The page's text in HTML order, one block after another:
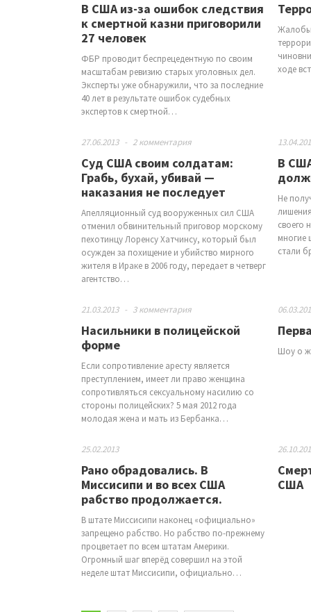
В США из-за ошибок следствия
к смертной казни приговорили
27 человек
ФБР проводит беспрецедентную по своим
масштабам ревизию старых уголовных дел.
Эксперты уже обнаружили, что за последние
40 лет в результате ошибок судебных
экспертов к смертной…
Жалобы
ходе
27.06.2013 - 2 комментария
Суд США своим солдатам:
Грабь, бухай, убивай —
наказания не последует
Апелляционный суд вооруженных сил США
отменил обвинительный приговор морскому
пехотинцу Лоренсу Хатчинсу, который был
осужден за похищение и убийство мирного
жителя в Ираке в 2006 году, передает в четверг
агентство…
В
Не
своего
многие
стали
21.03.2013 - 3 комментария
Насильники в полицейской
форме
Если сопротивление аресту является
преступлением, имеет ли право женщина
сопротивляться сексуальному насилию со
стороны полицейских? 5 мая 2012 года
молодая жена и мать из Бербанка…
Шоу о
25.02.2013
Рано обрадовались. В
Миссисипи и во всех США
рабство продолжается.
В штате Миссисипи наконец «официально»
запрещено рабство. Но рабство по-прежнему
процветает по всем штатам Америки.
Огромный шаг вперёд совершил на этой
неделе штат Миссисипи, официально…
США